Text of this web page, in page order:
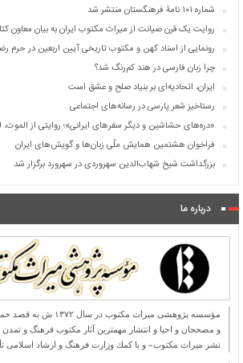
شماره ۱۰۱ نامۀ فرهنگستان منتشر شد
روایت یک قرن صیانت از میراث مکتوب ایران به بیان معاون
رونمایی از اسناد کهن و مکتوب تاریخی آیین اربعین در حرم
چرا زبان فارسی در هند کم‌رنگ شد؟
ایران، اتحادیه‌ای بر بنیاد صلح و عشق است
رستاخیز شعر پارسی در رسانه‌های اجتماعی
«دره‌های حشاشین و دیگر سفرهای ایرانی»؛ روایتی از الموت،
فراخوان هشتمین همایش ملّی زبان‌ها و گویش‌های ایران
بزرگداشت شیخ شهاب‌الدین سهروردی در سهرورد برگزار شد
درباره ما
مؤسسه پژوهشی میراث
و مصححان و احیا و انتشار مهمترین آثار مكتوب فرهنگ و تمدن
نشر میراث مكتوب» و با كمك وزارت فرهنگ و ارشاد اسلامی